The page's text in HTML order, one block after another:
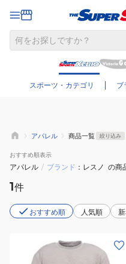
スポーツ・カテゴリ ブ
さ
アパレル 商品一覧 絞り込み
おすすめ順表示
アパレル / ブランド レスノ の商
1件
おすすめ順 人気順